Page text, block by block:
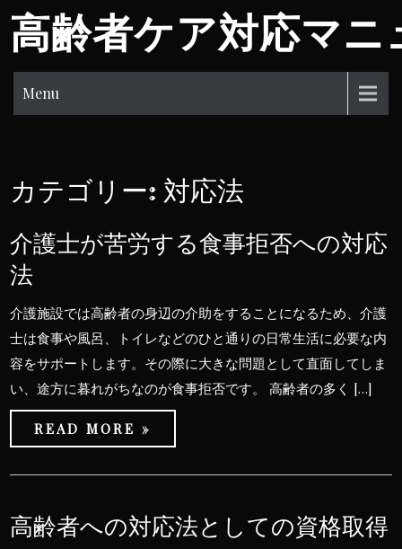
Skip高齢者ケア対応マニ
Menu
カテゴリー: 対応法
介護士が苦労する食事拒否への対応
法
介護施設では高齢者の身辺の介助をすることになるため、介護
士は食事や風呂、トイレなどのひと通りの日常生活に必要な内
容をサポートします。その際に大きな問題として直面してしま
い、途方に暮れがちなのが食事拒否です。 高齢者の多く […]
READ MORE »
高齢者への対応法としての資格取得